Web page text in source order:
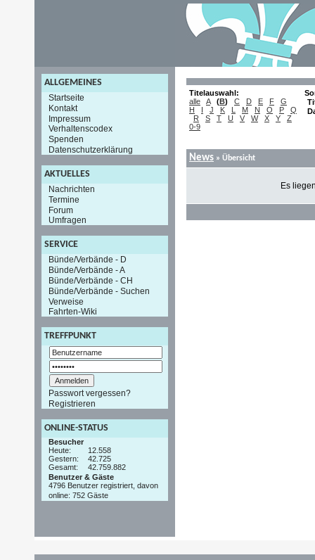
ALLGEMEINES
Startseite
Kontakt
Impressum
Verhaltenscodex
Spenden
Datenschutzerklärung
AKTUELLES
Nachrichten
Termine
Forum
Umfragen
SERVICE
Bünde/Verbände - D
Bünde/Verbände - A
Bünde/Verbände - CH
Bünde/Verbände - Suchen
Verweise
Fahrten-Wiki
TREFFPUNKT
Passwort vergessen?
Registrieren
ONLINE-STATUS
Besucher
Heute:
12.558
Gestern:
42.725
Gesamt:
42.759.882
Benutzer & Gäste
4796 Benutzer registriert, davon
online: 752 Gäste
Titelauswahl:
alle
A (B) C D E F
G
H
I J K L M N O P
Q
R
S T U V W X Y
Z
0-9
News » Übersicht
Es